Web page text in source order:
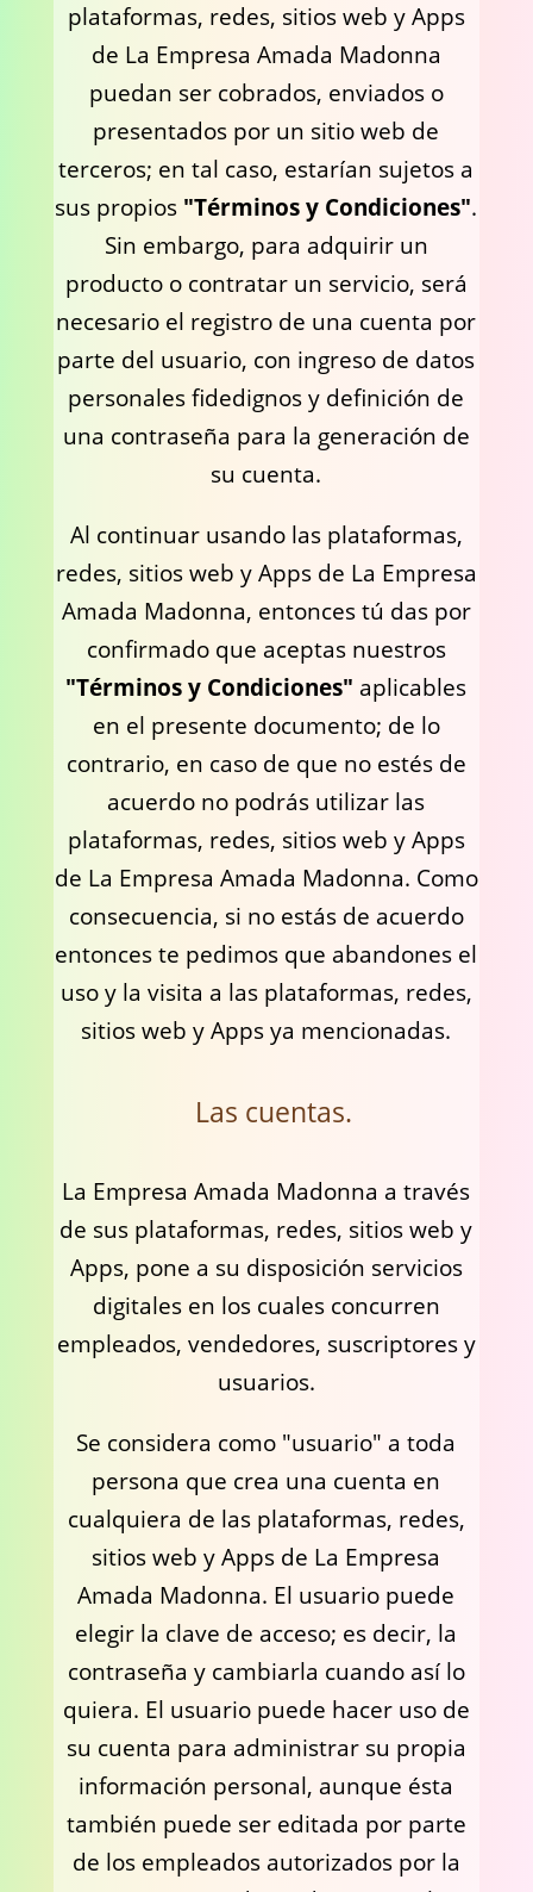
plataformas, redes, sitios web y Apps
de La Empresa Amada Madonna
puedan ser cobrados, enviados o
presentados por un sitio web de
terceros; en tal caso, estarían sujetos a
sus propios "Términos y Condiciones".
Sin embargo, para adquirir un
producto o contratar un servicio, será
necesario el registro de una cuenta por
parte del usuario, con ingreso de datos
personales fidedignos y definición de
una contraseña para la generación de
su cuenta.
Al continuar usando las plataformas,
redes, sitios web y Apps de La Empresa
Amada Madonna, entonces tú das por
confirmado que aceptas nuestros
"Términos y Condiciones" aplicables
en el presente documento; de lo
contrario, en caso de que no estés de
acuerdo no podrás utilizar las
plataformas, redes, sitios web y Apps
de La Empresa Amada Madonna. Como
consecuencia, si no estás de acuerdo
entonces te pedimos que abandones el
uso y la visita a las plataformas, redes,
sitios web y Apps ya mencionadas.
Las cuentas.
La Empresa Amada Madonna a través
de sus plataformas, redes, sitios web y
Apps, pone a su disposición servicios
digitales en los cuales concurren
empleados, vendedores, suscriptores y
usuarios.
Se considera como "usuario" a toda
persona que crea una cuenta en
cualquiera de las plataformas, redes,
sitios web y Apps de La Empresa
Amada Madonna. El usuario puede
elegir la clave de acceso; es decir, la
contraseña y cambiarla cuando así lo
quiera. El usuario puede hacer uso de
su cuenta para administrar su propia
información personal, aunque ésta
también puede ser editada por parte
de los empleados autorizados por la